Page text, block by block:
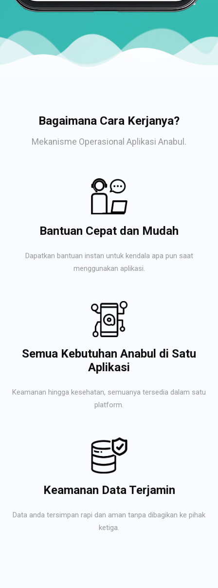
Bagaimana Cara Kerjanya?
Mekanisme Operasional Aplikasi Anabul.
Bantuan Cepat dan Mudah
Dapatkan bantuan instan untuk kendala apa pun saat
menggunakan aplikasi.
Semua Kebutuhan Anabul di Satu
Aplikasi
Keamanan hingga kesehatan, semuanya tersedia dalam satu
platform.
Keamanan Data Terjamin
Data anda tersimpan rapi dan aman tanpa dibagikan ke pihak
ketiga.